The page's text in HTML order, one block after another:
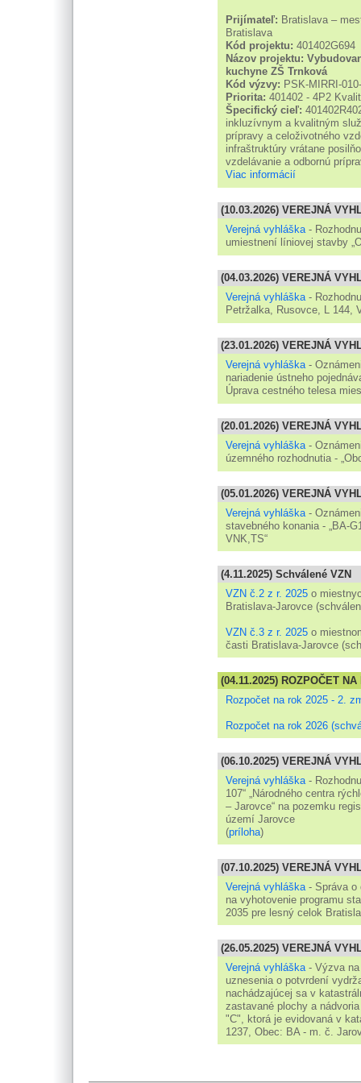
Prijímateľ: Bratislava –
Bratislava
Kód projektu: 401402G694
Názov projektu:
kuchyne ZŠ Trnková
Kód výzvy: PSK-MIRRI-
Priorita: 401402 - 4P2
Špecifický cieľ:
inkluzívnym a kvalitným
prípravy a celoživotného
infraštruktúry vrátane
vzdelávanie a odbornú
Viac informácií
(10.03.2026) VEREJNÁ
Verejná vyhláška-
umiestnení líniovej stavby
(04.03.2026) VEREJNÁ
Verejná vyhláška-
Petržalka, Rusovce, L 144,
(23.01.2026) VEREJNÁ
Verejná vyhláška-
nariadenie ústneho
Úprava cestného telesa
(20.01.2026) VEREJNÁ
Verejná vyhláška-
územného rozhodnutia -
(05.01.2026) VEREJNÁ
Verejná vyhláška-
stavebného konania - „BA-
VNK,TS“
(4.11.2025) Schválené VZN
VZN č.2 z r. 2025o
Bratislava-Jarovce
VZN č.3 z r. 2025o
časti Bratislava-Jarovce
(04.11.2025) ROZPOČET
Rozpočet na rok 2025 - 2.
Rozpočet na rok 2026
(06.10.2025) VEREJNÁ
Verejná vyhláška-
107“ „Národného centra
– Jarovce“ na pozemku
území Jarovce
(príloha)
(07.10.2025) VEREJNÁ
Verejná vyhláška- Správa o
na vyhotovenie programu
2035 pre lesný celok
(26.05.2025) VEREJNÁ
Verejná vyhláška- Výzva na
uznesenia o potvrdení
nachádzajúcej sa v
zastavané plochy a
"C", ktorá je evidovaná v
1237, Obec: BA - m. č.